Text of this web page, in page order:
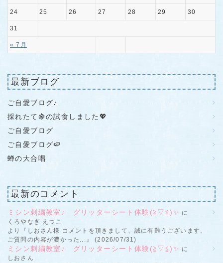
« 7月
24 25 26 27 28 29 30
31
最新ブログ
ご自愛ブログ♪
採れたて🍇の試食しました💖
ご自愛ブログ
ご自愛ブログ🍉
蝉の大合唱
最新のコメント
ミシン刺繍教室♪ グリッターシート体験(≧▽≦)✨ に
くろやなぎ えつこ
より『しおさん様 コメントを頂きまして、誠に有難うございます。
ご質問の内容が濃かった...』 (2026/07/31)
ミシン刺繍教室♪ グリッターシート体験(≧▽≦)✨ に
しおさん